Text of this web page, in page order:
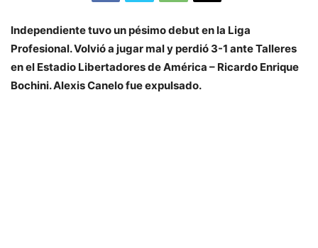
Independiente tuvo un pésimo debut en la Liga
Profesional. Volvió a jugar mal y perdió 3-1 ante Talleres
en el Estadio Libertadores de América – Ricardo Enrique
Bochini. Alexis Canelo fue expulsado.